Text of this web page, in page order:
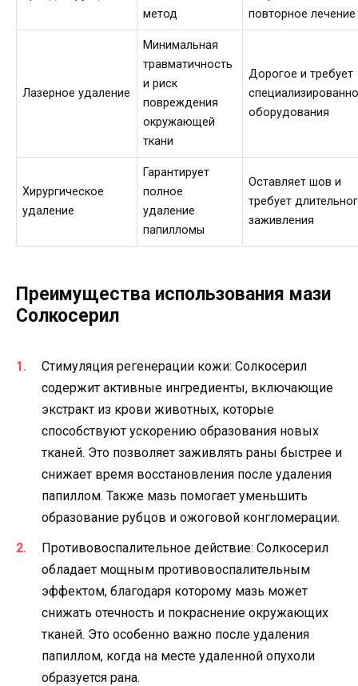
метод
повторное лечение
Лазерное удаление
Минимальная
травматичность
и риск
повреждения
окружающей
ткани
Дорогое и требует
оборудования
Хирургическое
удаление
Гарантирует
полное
удаление
папилломы
Оставляет шов и
требует
заживления
Преимущества использования мази
Солкосерил
Стимуляция регенерации кожи: Солкосерил
содержит активные ингредиенты, включающие
экстракт из крови животных, которые
способствуют ускорению образования новых
тканей. Это позволяет заживлять раны быстрее и
снижает время восстановления после удаления
папиллом. Также мазь помогает уменьшить
образование рубцов и ожоговой конгломерации.
Противовоспалительное действие: Солкосерил
обладает мощным противовоспалительным
эффектом, благодаря которому мазь может
снижать отечность и покраснение окружающих
тканей. Это особенно важно после удаления
папиллом, когда на месте удаленной опухоли
образуется рана.